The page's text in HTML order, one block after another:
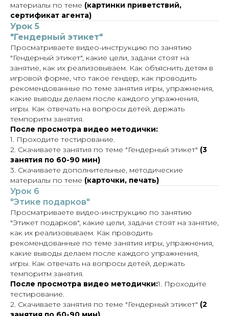
материалы по теме (картинки приветствий,
сертификат агента)
Урок 5
"Гендерный этикет"
Просматриваете видео-инструкцию по занятию
"Гендерный этикет", какие цели, задачи стоят на
занятие, как их реализовываем. Как объяснить детям в
игровой форме, что такое гендер, как проводить
рекомендованные по теме занятия игры, упражнения,
какие выводы делаем после каждого упражнения,
игры. Как отвечать на вопросы детей, держать
темпоритм занятия.
После просмотра видео методички:
1. Проходите тестирование.
2. Скачиваете занятия по теме "Гендерный этикет" (3
занятия по 60-90 мин)
3. Скачиваете дополнительные, методические
материалы по теме (карточки, печать)
Урок 6
"Этике подарков"
Просматриваете видео-инструкцию по занятию
"Этикет подарков", какие цели, задачи стоят на занятие,
как их реализовываем. Как проводить
рекомендованные по теме занятия игры, упражнения,
какие выводы делаем после каждого упражнения,
игры. Как отвечать на вопросы детей, держать
темпоритм занятия.
После просмотра видео методички:1. Проходите
тестирование.
2. Скачиваете занятия по теме "Гендерный этикет" (2